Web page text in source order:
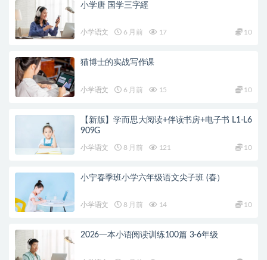
小学唐 国学三字經
小学语文 6 月前 17 10
猫博士的实战写作课
小学语文 6 月前 15 10
【新版】学而思大阅读+伴读书房+电子书 L1-L6
909G
小学语文 8 月前 121 10
小宁春季班小学六年级语文尖子班 (春）
小学语文 8 月前 14 10
2026一本小语阅读训练100篇 3-6年级